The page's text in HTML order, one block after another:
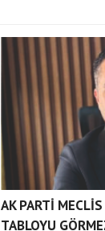
AK PARTİ
TABLOYU